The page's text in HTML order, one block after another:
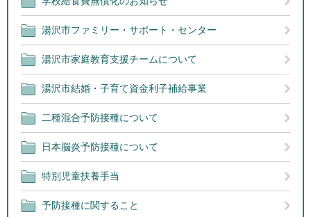
湯沢市ファミリー・サポート・センター
湯沢市家庭教育支援チームについて
湯沢市結婚・子育て資金利子補給事業
二種混合予防接種について
日本脳炎予防接種について
特別児童扶養手当
予防接種に関すること